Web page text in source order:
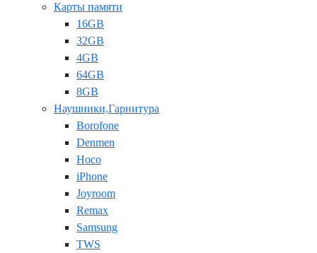
Карты памяти
16GB
32GB
4GB
64GB
8GB
Наушники,Гарнитура
Borofone
Denmen
Hoco
iPhone
Joyroom
Remax
Samsung
TWS